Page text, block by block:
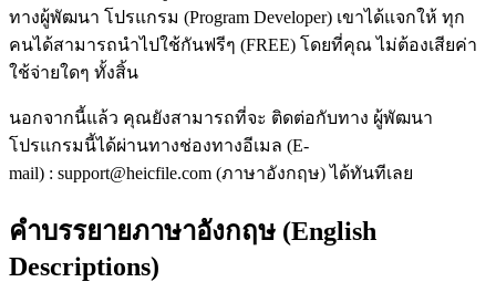
ทางผู้พัฒนา โปรแกรม (Program Developer) เขาได้แจกให้ ทุก
คนได้สามารถนำไปใช้กันฟรีๆ (FREE) โดยที่คุณ ไม่ต้องเสียค่า
ใช้จ่ายใดๆ ทั้งสิ้น
นอกจากนี้แล้ว คุณยังสามารถที่จะ ติดต่อกับทาง ผู้พัฒนา
โปรแกรมนี้ได้ผ่านทางช่องทางอีเมล (E-
mail) : support@heicfile.com (ภาษาอังกฤษ) ได้ทันทีเลย
คำบรรยายภาษาอังกฤษ (English
Descriptions)